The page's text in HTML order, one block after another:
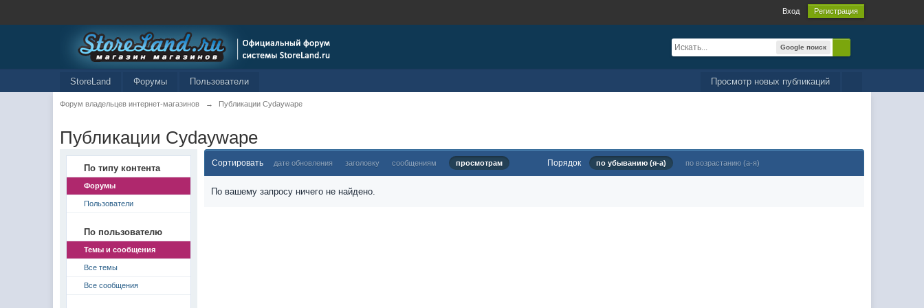
Вход Регистрация
Google поиск
Просмотр новых публикаций
StoreLand Форумы Пользователи
Форум владельцев интернет-магазинов → Публикации Cydaywape
Публикации Cydaywape
По типу контента
Форумы
Пользователи
По пользователю
Темы и сообщения
Все темы
Все сообщения
Сортировать дате обновления заголовку сообщениям просмотрам Порядок по убыванию (я-а) по возрастанию (а-я)
По вашему запросу ничего не найдено.